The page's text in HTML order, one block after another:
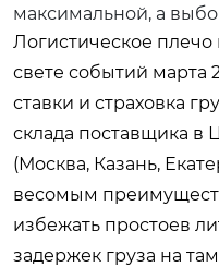
максимальной, а
Логистическое
свете событий марта
ставки и страховка
склада поставщика в
(Москва, Казань,
весомым
избежать простоев
задержек груза на